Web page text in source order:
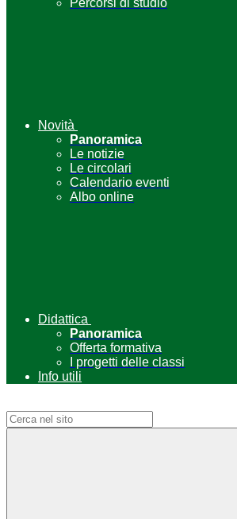
Percorsi di studio
Novità
Panoramica
Le notizie
Le circolari
Calendario eventi
Albo online
Didattica
Panoramica
Offerta formativa
I progetti delle classi
Info utili